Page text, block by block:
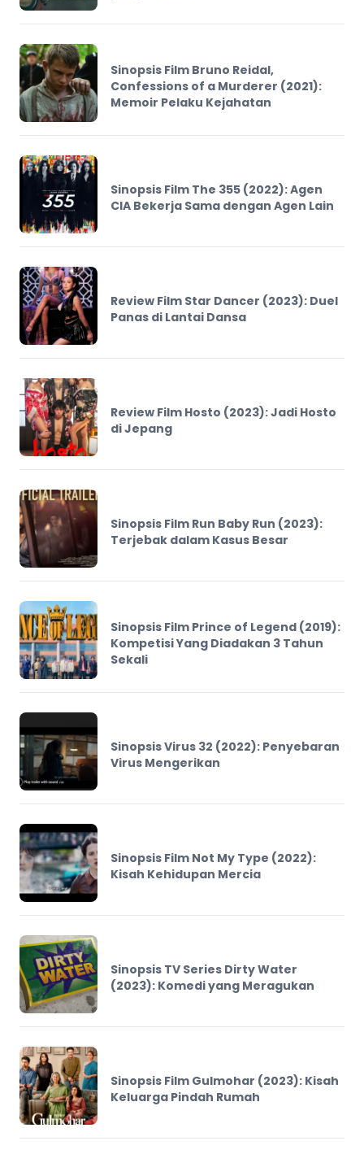
Sinopsis Film Bruno Reidal,
Confessions of a Murderer (2021):
Memoir Pelaku Kejahatan
Sinopsis Film The 355 (2022): Agen
CIA Bekerja Sama dengan Agen Lain
Review Film Star Dancer (2023): Duel
Panas di Lantai Dansa
Review Film Hosto (2023): Jadi Hosto
di Jepang
Sinopsis Film Run Baby Run (2023):
Terjebak dalam Kasus Besar
Sinopsis Film Prince of Legend (2019):
Kompetisi Yang Diadakan 3 Tahun
Sekali
Sinopsis Virus 32 (2022): Penyebaran
Virus Mengerikan
Sinopsis Film Not My Type (2022):
Kisah Kehidupan Mercia
Sinopsis TV Series Dirty Water
(2023): Komedi yang Meragukan
Sinopsis Film Gulmohar (2023): Kisah
Keluarga Pindah Rumah